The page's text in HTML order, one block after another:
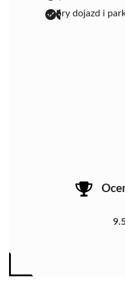
dobry dojazd i